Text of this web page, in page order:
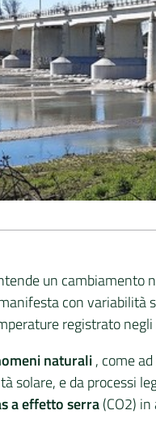
un cambiamento
con variabilità
registrato
naturali, come
solare, e da processi
a effetto serra(CO2)